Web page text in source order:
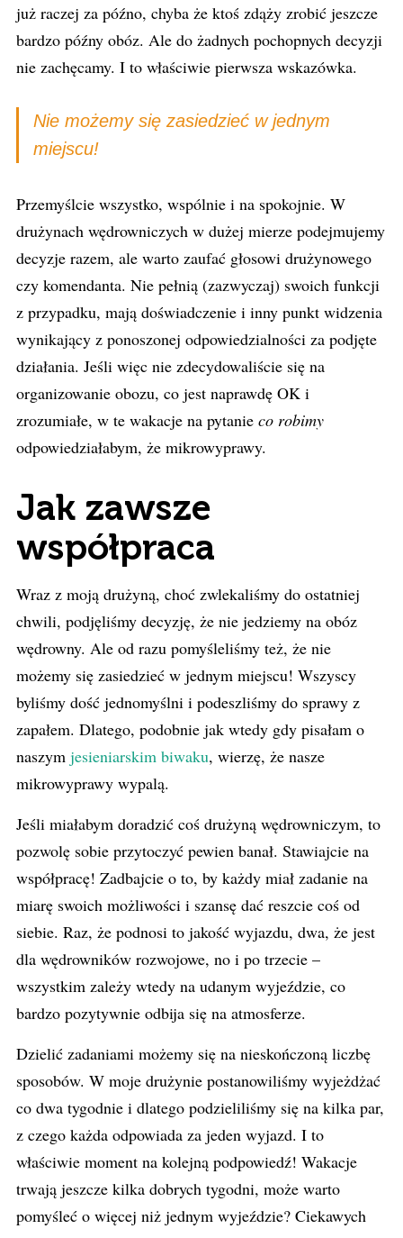
już raczej za późno, chyba że ktoś zdąży zrobić jeszcze
bardzo późny obóz. Ale do żadnych pochopnych decyzji
nie zachęcamy. I to właściwie pierwsza wskazówka.
Nie możemy się zasiedzieć w jednym
miejscu!
Przemyślcie wszystko, wspólnie i na spokojnie. W
drużynach wędrowniczych w dużej mierze podejmujemy
decyzje razem, ale warto zaufać głosowi drużynowego
czy komendanta. Nie pełnią (zazwyczaj) swoich funkcji
z przypadku, mają doświadczenie i inny punkt widzenia
wynikający z ponoszonej odpowiedzialności za podjęte
działania. Jeśli więc nie zdecydowaliście się na
organizowanie obozu, co jest naprawdę OK i
zrozumiałe, w te wakacje na pytanie co robimy
odpowiedziałabym, że mikrowyprawy.
Jak zawsze
współpraca
Wraz z moją drużyną, choć zwlekaliśmy do ostatniej
chwili, podjęliśmy decyzję, że nie jedziemy na obóz
wędrowny. Ale od razu pomyśleliśmy też, że nie
możemy się zasiedzieć w jednym miejscu! Wszyscy
byliśmy dość jednomyślni i podeszliśmy do sprawy z
zapałem. Dlatego, podobnie jak wtedy gdy pisałam o
naszym jesieniarskim biwaku, wierzę, że nasze
mikrowyprawy wypalą.
Jeśli miałabym doradzić coś drużyną wędrowniczym, to
pozwolę sobie przytoczyć pewien banał. Stawiajcie na
współpracę! Zadbajcie o to, by każdy miał zadanie na
miarę swoich możliwości i szansę dać reszcie coś od
siebie. Raz, że podnosi to jakość wyjazdu, dwa, że jest
dla wędrowników rozwojowe, no i po trzecie –
wszystkim zależy wtedy na udanym wyjeździe, co
bardzo pozytywnie odbija się na atmosferze.
Dzielić zadaniami możemy się na nieskończoną liczbę
sposobów. W moje drużynie postanowiliśmy wyjeżdżać
co dwa tygodnie i dlatego podzieliliśmy się na kilka par,
z czego każda odpowiada za jeden wyjazd. I to
właściwie moment na kolejną podpowiedź! Wakacje
trwają jeszcze kilka dobrych tygodni, może warto
pomyśleć o więcej niż jednym wyjeździe? Ciekawych